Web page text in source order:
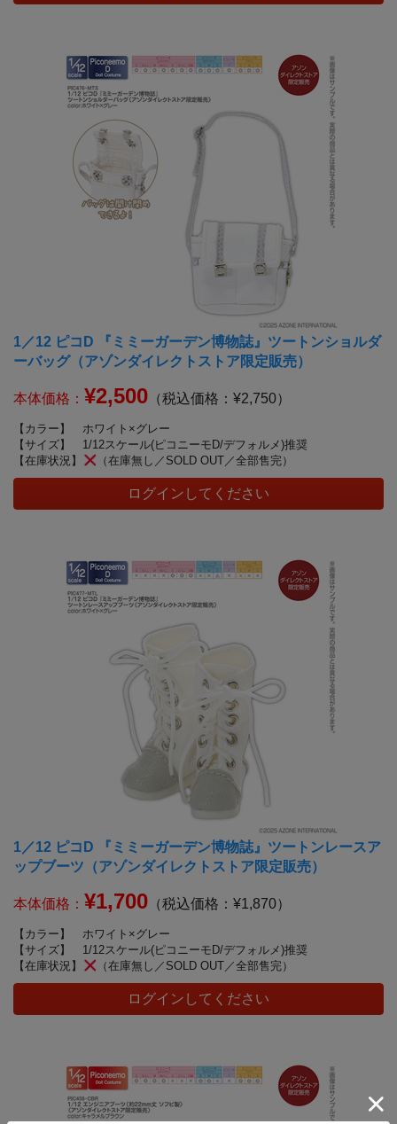
1／12 ピコD 『ミミーガーデン博物誌』ツートンショルダ
ーバッグ（アゾンダイレクトストア限定販売）
本体価格： ¥2,500 （税込価格：¥2,750）
【カラー】
ホワイト×グレー
【サイズ】
1/12スケール(ピコニーモD/デフォルメ)推奨
【在庫状況】
（在庫無し／SOLD OUT／全部售完）
ログインしてください
1／12 ピコD 『ミミーガーデン博物誌』ツートンレースア
ップブーツ（アゾンダイレクトストア限定販売）
本体価格： ¥1,700 （税込価格：¥1,870）
【カラー】
ホワイト×グレー
【サイズ】
1/12スケール(ピコニーモD/デフォルメ)推奨
【在庫状況】
（在庫無し／SOLD OUT／全部售完）
ログインしてください